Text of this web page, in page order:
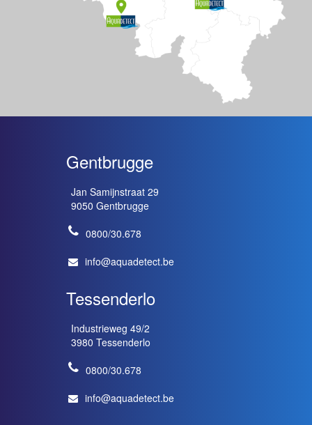
Gentbrugge
Jan Samijnstraat 29
9050 Gentbrugge
0800/30.678
info@aquadetect.be
Tessenderlo
Industrieweg 49/2
3980 Tessenderlo
0800/30.678
info@aquadetect.be